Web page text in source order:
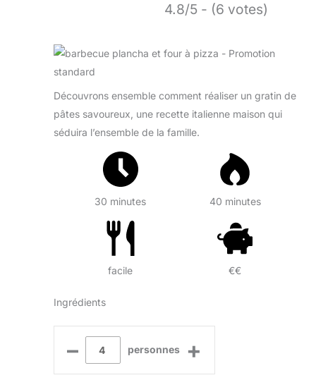
4.8/5 - (6 votes)
Découvrons ensemble comment réaliser un gratin de
pâtes savoureux, une recette italienne maison qui
séduira l’ensemble de la famille.
30 minutes 40 minutes
facile €€
Ingrédients
– personnes +